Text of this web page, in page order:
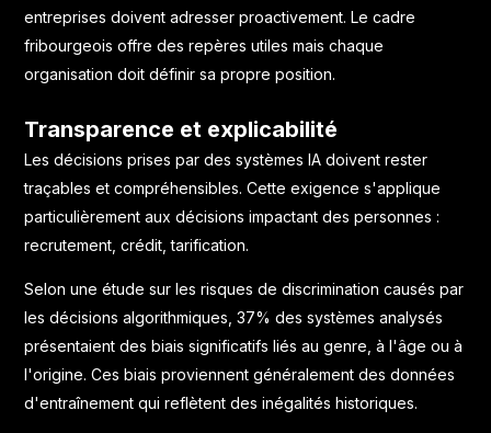
entreprises doivent adresser proactivement. Le cadre
fribourgeois offre des repères utiles mais chaque
organisation doit définir sa propre position.
Transparence et explicabilité
Les décisions prises par des systèmes IA doivent rester
traçables et compréhensibles. Cette exigence s'applique
particulièrement aux décisions impactant des personnes :
recrutement, crédit, tarification.
Selon uneétude sur les risques de discrimination causés par
les décisions algorithmiques , 37% des systèmes analysés
présentaient des biais significatifs liés au genre, à l'âge ou à
l'origine. Ces biais proviennent généralement des données
d'entraînement qui reflètent des inégalités historiques.